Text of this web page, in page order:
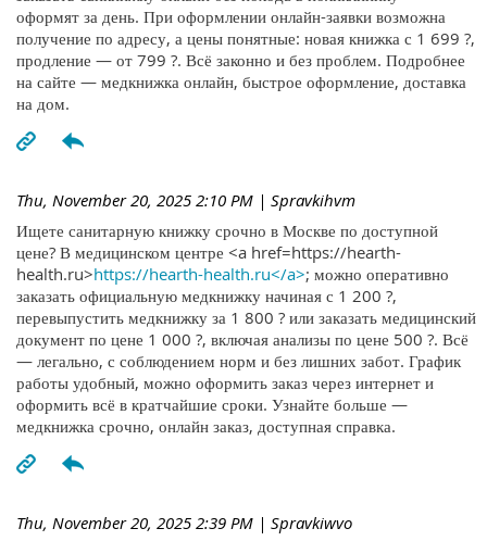
оформят за день. При оформлении онлайн-заявки возможна
получение по адресу, а цены понятные: новая книжка с 1 699 ?,
продление — от 799 ?. Всё законно и без проблем. Подробнее
на сайте — медкнижка онлайн, быстрое оформление, доставка
на дом.
Thu, November 20, 2025 2:10 PM | Spravkihvm
Ищете санитарную книжку срочно в Москве по доступной
цене? В медицинском центре <a href=https://hearth-
health.ru>https://hearth-health.ru</a>; можно оперативно
заказать официальную медкнижку начиная с 1 200 ?,
перевыпустить медкнижку за 1 800 ? или заказать медицинский
документ по цене 1 000 ?, включая анализы по цене 500 ?. Всё
— легально, с соблюдением норм и без лишних забот. График
работы удобный, можно оформить заказ через интернет и
оформить всё в кратчайшие сроки. Узнайте больше —
медкнижка срочно, онлайн заказ, доступная справка.
Thu, November 20, 2025 2:39 PM | Spravkiwvo